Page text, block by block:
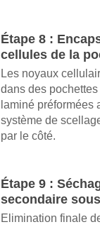
Étape 8 :
cellules de la
Les noyaux
dans des
laminé préformées
système de
par le côté.
Étape 9 :
secondaire
Elimination finale